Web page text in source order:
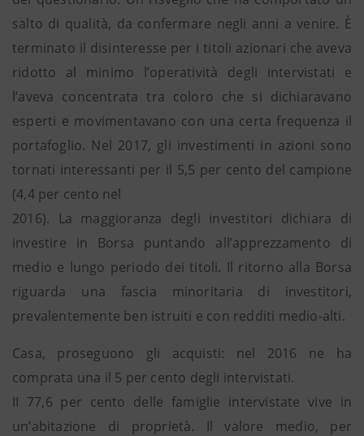
salto di qualità, da confermare negli anni a venire. È
terminato il disinteresse per i titoli azionari che aveva
ridotto al minimo l’operatività degli intervistati e
l’aveva concentrata tra coloro che si dichiaravano
esperti e movimentavano con una certa frequenza il
portafoglio. Nel 2017, gli investimenti in azioni sono
tornati interessanti per il 5,5 per cento del campione
(4,4 per cento nel
2016). La maggioranza degli investitori dichiara di
investire in Borsa puntando all’apprezzamento di
medio e lungo periodo dei titoli. Il ritorno alla Borsa
riguarda una fascia minoritaria di investitori,
prevalentemente ben istruiti e con redditi medio-alti.
Casa, proseguono gli acquisti: nel 2016 ne ha
comprata una il 5 per cento degli intervistati.
II 77,6 per cento delle famiglie intervistate vive in
un’abitazione di proprietà. Il valore medio, per